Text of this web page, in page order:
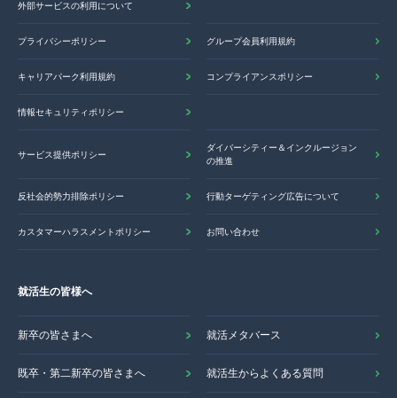
外部サービスの利用について
プライバシーポリシー グループ会員利用規約
キャリアパーク利用規約 コンプライアンスポリシー
情報セキュリティポリシー
サービス提供ポリシー
ダイバーシティー＆インクルージョン
の推進
反社会的勢力排除ポリシー 行動ターゲティング広告について
カスタマーハラスメントポリシー お問い合わせ
就活生の皆様へ
新卒の皆さまへ 就活メタバース
既卒・第二新卒の皆さまへ 就活生からよくある質問